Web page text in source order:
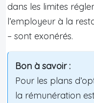
dans les limites
l’employeur à la
– sont exonérés.
Bon à savoir :
Pour les plans
la rémunération